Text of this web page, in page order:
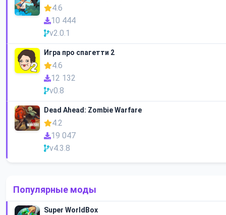
4.6
10 444
v2.0.1
Игра про спагетти 2
4.6
12 132
v0.8
Dead Ahead: Zombie Warfare
4.2
19 047
v4.3.8
Популярные моды
Super WorldBox